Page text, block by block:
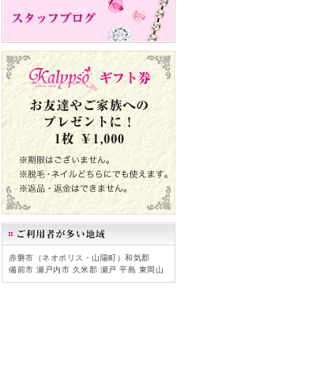
赤磐市（ネオポリス・山陽町）和気郡
備前市 瀬戸内市 久米郡 瀬戸 平島 東岡山